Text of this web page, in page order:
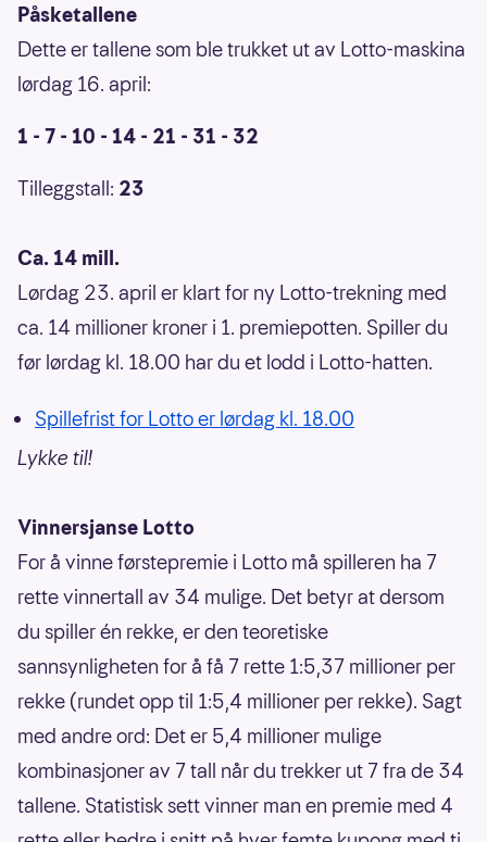
Påsketallene
Dette er tallene som ble trukket ut av Lotto-maskina
lørdag 16. april:
1 - 7 - 10 - 14 - 21 - 31 - 32
Tilleggstall: 23
Ca. 14 mill.
Lørdag 23. april er klart for ny Lotto-trekning med
ca. 14 millioner kroner i 1. premiepotten. Spiller du
før lørdag kl. 18.00 har du et lodd i Lotto-hatten.
Spillefrist for Lotto er lørdag kl. 18.00
Lykke til!
Vinnersjanse Lotto
For å vinne førstepremie i Lotto må spilleren ha 7
rette vinnertall av 34 mulige. Det betyr at dersom
du spiller én rekke, er den teoretiske
sannsynligheten for å få 7 rette 1:5,37 millioner per
rekke (rundet opp til 1:5,4 millioner per rekke). Sagt
med andre ord: Det er 5,4 millioner mulige
kombinasjoner av 7 tall når du trekker ut 7 fra de 34
tallene. Statistisk sett vinner man en premie med 4